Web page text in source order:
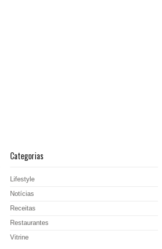
Categorias
Lifestyle
Notícias
Receitas
Restaurantes
Vitrine